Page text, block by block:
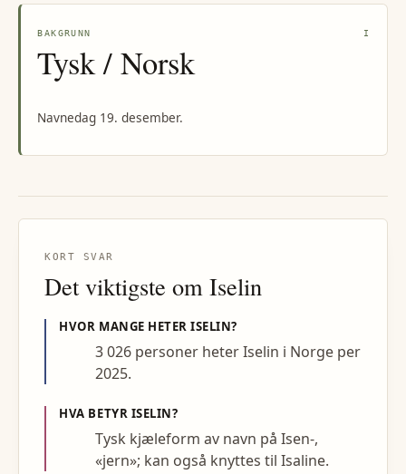
BAKGRUNN I
Tysk / Norsk
Navnedag 19. desember.
KORT SVAR
Det viktigste om Iselin
HVOR MANGE HETERISELIN?
3 026 personer heter Iselin i Norge per
2025.
HVA BETYR ISELIN?
Tysk kjæleform av navn på Isen-,
«jern»; kan også knyttes til Isaline.